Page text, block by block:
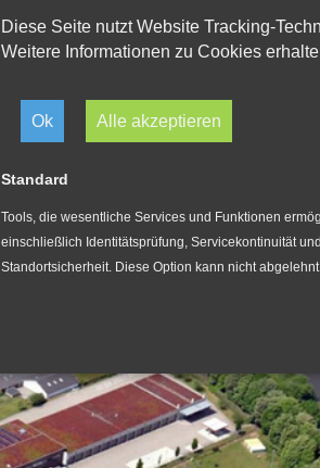
Diese Seite nutzt Website Tracking-
Weitere Informationen zu Cookies
Ok Alle akzeptieren
Standard
Tools, die wesentliche Services und Funktionen
einschließlich Identitätsprüfung, Servicekontinuität und
Standortsicherheit. Diese Option kann nicht